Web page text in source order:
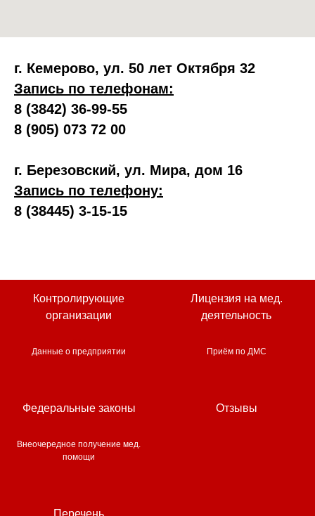
г. Кемерово, ул. 50 лет Октября 32
Запись по телефонам:
8 (3842) 36-99-55
8 (905) 073 72 00
г. Березовский, ул. Мира, дом 16
Запись по телефону:
8 (38445) 3-15-15
Контролирующие
организации
Лицензия на мед.
деятельность
Данные о предприятии Приём по ДМС
Федеральные законы Отзывы
Внеочередное получение мед.
помощи